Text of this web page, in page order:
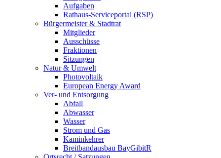
Aufgaben
Rathaus-Serviceportal (RSP)
Bürgermeister & Stadtrat
Mitglieder
Ausschüsse
Fraktionen
Sitzungen
Natur & Umwelt
Photovoltaik
European Energy Award
Ver- und Entsorgung
Abfall
Abwasser
Wasser
Strom und Gas
Kaminkehrer
Breitbandausbau BayGibitR